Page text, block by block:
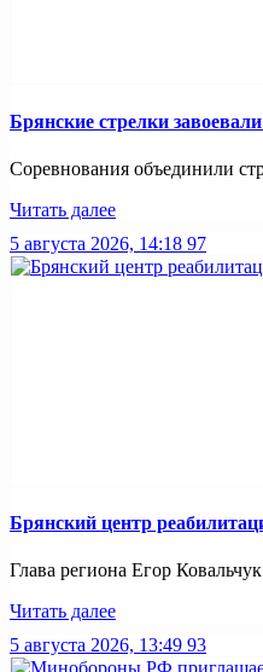
Брянские стрелки
Соревнования объединили
Читать далее
5 августа 2026, 14:18 97
Брянский центр
Глава региона Егор
Читать далее
5 августа 2026, 13:49 93